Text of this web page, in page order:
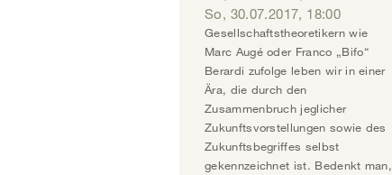
So, 30.07.2017 18:00
Gesellschaftstheoretikern wie
Marc Augé oder Franco „Bifo“
Berardi zufolge leben wir in einer
Ära, die durch den
Zusammenbruch jeglicher
Zukunftsvorstellungen sowie des
Zukunftsbegriffes selbst
gekennzeichnet ist. Bedenkt man,